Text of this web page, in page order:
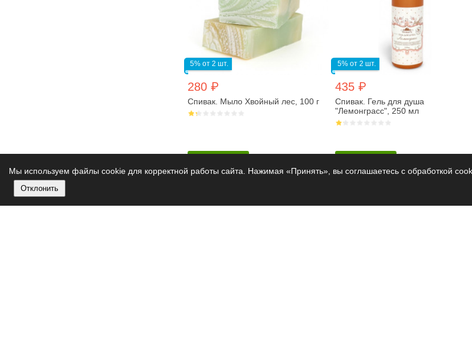
5% от 2 шт.
280 ₽
Спивак. Мыло Хвойный лес, 100 г
5% от 2 шт.
435 ₽
Спивак. Гель для душа
"Лемонграсс", 250 мл
Мы используем файлы cookie для корректной работы сайта. Нажимая «Принять», вы соглашаетесь с обработкой
Отклонить